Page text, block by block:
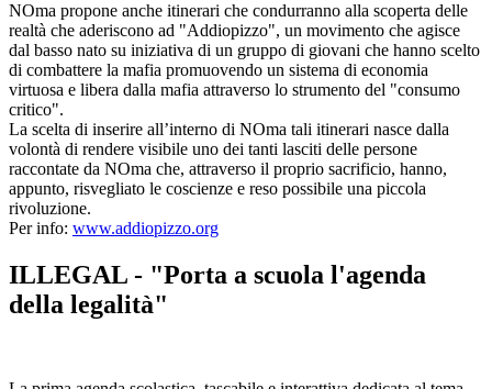
NOma propone anche itinerari che condurranno alla scoperta delle
realtà che aderiscono ad "Addiopizzo", un movimento che agisce
dal basso nato su iniziativa di un gruppo di giovani che hanno scelto
di combattere la mafia promuovendo un sistema di economia
virtuosa e libera dalla mafia attraverso lo strumento del "consumo
critico".
La scelta di inserire all’interno di NOma tali itinerari nasce dalla
volontà di rendere visibile uno dei tanti lasciti delle persone
raccontate da NOma che, attraverso il proprio sacrificio, hanno,
appunto, risvegliato le coscienze e reso possibile una piccola
rivoluzione.
Per info: www.addiopizzo.org
ILLEGAL - "Porta a scuola l'agenda
della legalità"